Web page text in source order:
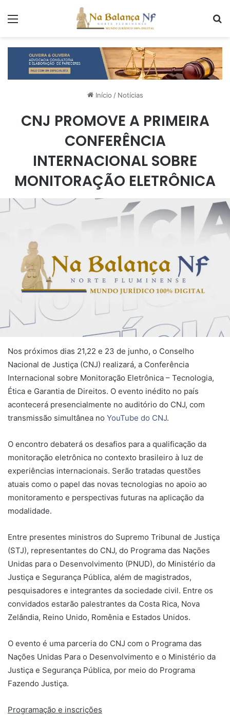
Início / Notícias
CNJ PROMOVE A PRIMEIRA
CONFERÊNCIA
INTERNACIONAL SOBRE
MONITORAÇÃO ELETRÔNICA
Nos próximos dias 21,22 e 23 de junho, o Conselho
Nacional de Justiça (CNJ) realizará, a Conferência
Internacional sobre Monitoração Eletrônica – Tecnologia,
Ética e Garantia de Direitos. O evento inédito no país
acontecerá presencialmente no auditório do CNJ, com
transmissão simultânea no YouTube do CNJ.
O encontro debaterá os desafios para a qualificação da
monitoração eletrônica no contexto brasileiro à luz de
experiências internacionais. Serão tratadas questões
atuais como o papel das novas tecnologias no apoio ao
monitoramento e perspectivas futuras na aplicação da
modalidade.
Entre presentes ministros do Supremo Tribunal de Justiça
(STJ), representantes do CNJ, do Programa das Nações
Unidas para o Desenvolvimento (PNUD), do Ministério da
Justiça e Segurança Pública, além de magistrados,
pesquisadores e integrantes da sociedade civil. Entre os
convidados estarão palestrantes da Costa Rica, Nova
Zelândia, Reino Unido, Romênia e Estados Unidos.
O evento é uma parceria do CNJ com o Programa das
Nações Unidas Para o Desenvolvimento e o Ministério da
Justiça e Segurança Pública, por meio do Programa
Fazendo Justiça.
Programação e inscrições